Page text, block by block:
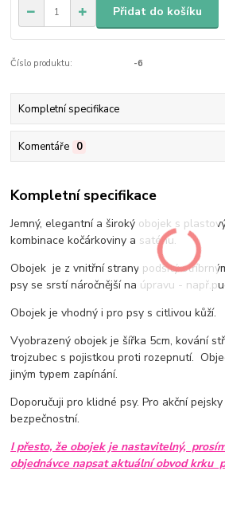
Přidat do košíku
Číslo produktu: -6
Kompletní specifikace
Komentáře 0
Kompletní specifikace
Jemný, elegantní a široký obojek s
kombinace kočárkoviny a saténu.
Obojek je z vnitřní strany podšitý
psy se srstí náročnější na úpravu -
Obojek je vhodný i pro psy s citlivou kůží.
Vyobrazený obojek je šířka 5cm, kování
trojzubec s pojistkou proti rozepnutí.
jiným typem zapínání.
Doporučuji pro klidné psy. Pro akční
bezpečnostní.
I přesto, že obojek je nastavitelný,
objednávce napsat aktuální obvod krku